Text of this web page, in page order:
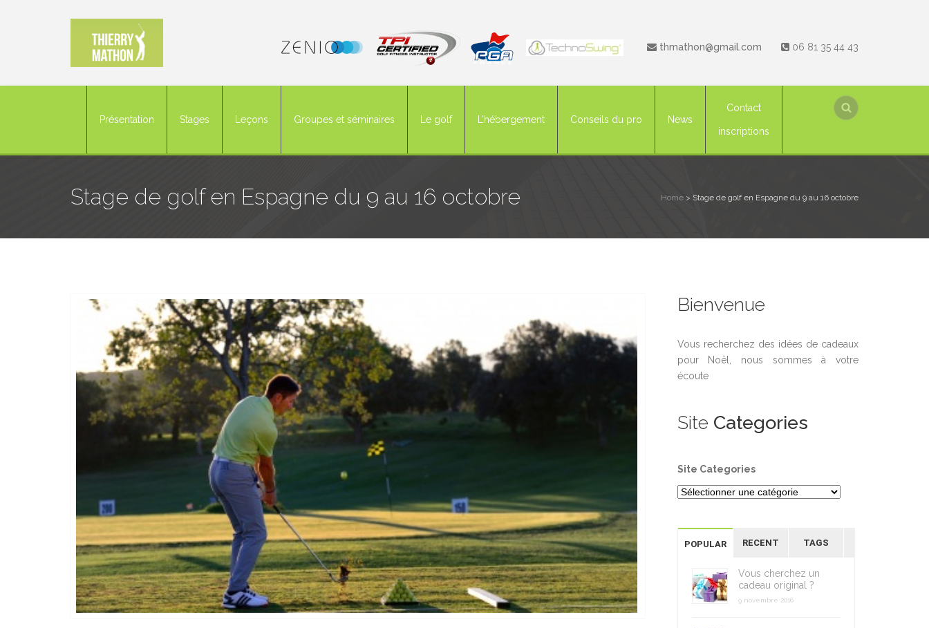
thmathon@gmail.com 06 81 35 44 43
Présentation Stages Leçons Groupes et séminaires Le golf L’hébergement Conseils du pro News
Contact
inscriptions
Stage de golf en Espagne du 9 au 16 octobre Home > Stage de golf en Espagne du 9 au 16 octobre
Bienvenue
Vous recherchez des idées de cadeaux
pour Noël, nous sommes à votre
écoute
Site Categories
Site Categories
POPULAR RECENT TAGS
Vous cherchez un
cadeau original ?
9 novembre 2016